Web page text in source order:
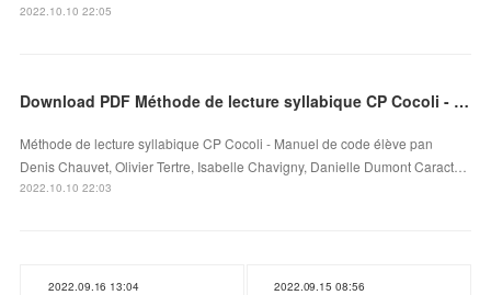
2022.10.10 22:05
Download PDF Méthode de lecture syllabique CP Cocoli - Manuel de code élève
Méthode de lecture syllabique CP Cocoli - Manuel de code élève pan
Denis Chauvet, Olivier Tertre, Isabelle Chavigny, Danielle Dumont Caract…
2022.10.10 22:03
2022.09.16 13:04 2022.09.15 08:56